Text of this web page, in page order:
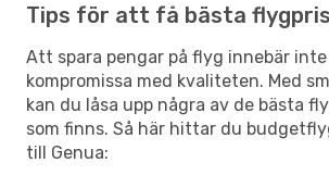
Tips för att få bästa flygpris
Att spara pengar på flyg innebär
kompromissa med kvaliteten. Med
kan du låsa upp några av de bästa
som finns. Så här hittar du
till Genua: